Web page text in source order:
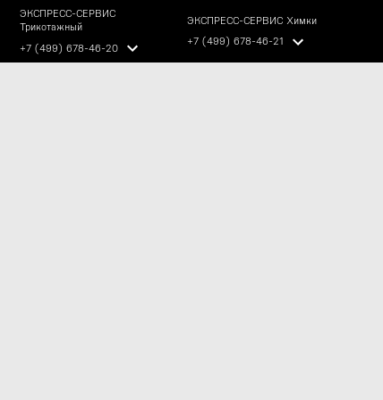
ЭКСПРЕСС-СЕРВИС
Трикотажный
+7 (499) 678-46-20
ЭКСПРЕСС-СЕРВИС Химки
+7 (499) 678-46-21